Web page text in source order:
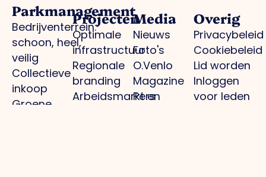
Parkmanagement
Bedrijventerrein:
schoon, heel,
veilig
Collectieve
inkoop
Groene
Projecten
Optimale
infrastructuur
Regionale
branding
Arbeidsmarkt en
Media
Nieuws
Foto's
O.Venlo
Magazine
Pers
Overig
Privacybeleid
Cookiebeleid
Lid worden
Inloggen
voor leden